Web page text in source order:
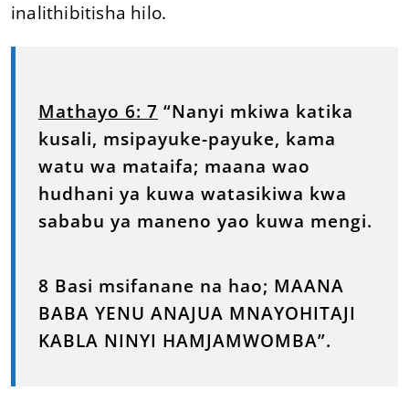
inalithibitisha hilo.
Mathayo 6: 7 “Nanyi mkiwa katika
kusali, msipayuke-payuke, kama
watu wa mataifa; maana wao
hudhani ya kuwa watasikiwa kwa
sababu ya maneno yao kuwa mengi.
8 Basi msifanane na hao; MAANA
BABA YENU ANAJUA MNAYOHITAJI
KABLA NINYI HAMJAMWOMBA”.